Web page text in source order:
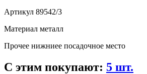
Артикул 89542/3
Материал металл
Прочее нижниее посадочное место
С этим покупают: 5 шт.